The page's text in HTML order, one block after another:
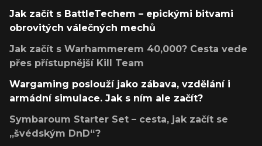
Jak začít s BattleTechem – epickými bitvami
obrovitých válečných mechů
Jak začít s Warhammerem 40,000? Cesta vede
přes přístupnější Kill Team
Wargaming poslouží jako zábava, vzdělání i
armádní simulace. Jak s ním ale začít?
Symbaroum Starter Set – cesta, jak začít se
„švédským DnD“?